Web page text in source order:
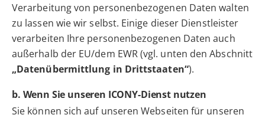
Verarbeitung von personenbezogenen Daten walten
zu lassen wie wir selbst. Einige dieser Dienstleister
verarbeiten Ihre personenbezogenen Daten auch
außerhalb der EU/dem EWR (vgl. unten den Abschnitt
„Datenübermittlung in Drittstaaten“).
b. Wenn Sie unseren ICONY-Dienst nutzen
Sie können sich auf unseren Webseiten für unseren